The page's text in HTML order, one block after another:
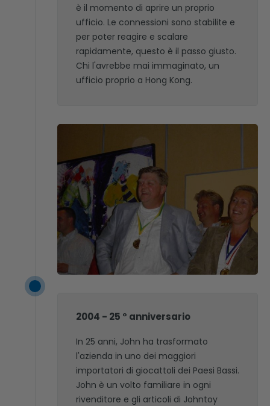
è il momento di aprire un proprio
ufficio. Le connessioni sono stabilite e
per poter reagire e scalare
rapidamente, questo è il passo giusto.
Chi l'avrebbe mai immaginato, un
ufficio proprio a Hong Kong.
2004 - 25 ° anniversario
In 25 anni, John ha trasformato
l'azienda in uno dei maggiori
importatori di giocattoli dei Paesi Bassi.
John è un volto familiare in ogni
rivenditore e gli articoli di Johntoy